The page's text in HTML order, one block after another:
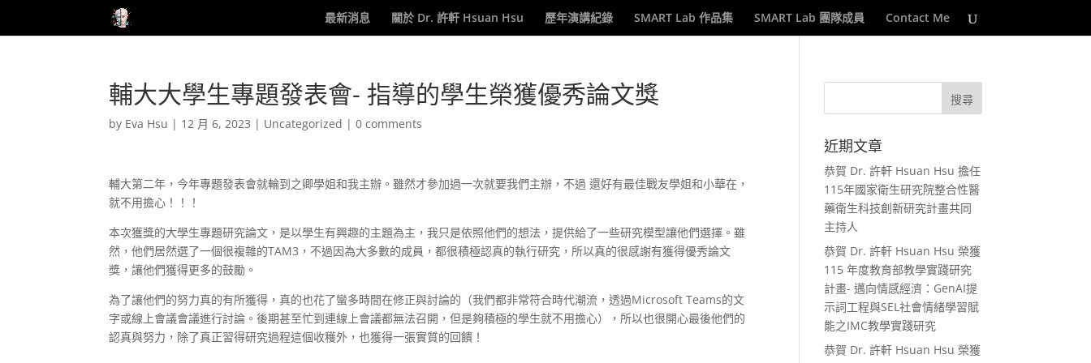
最新消息 關於 Dr. 許軒 Hsuan Hsu 歷年演講紀錄 SMART Lab 作品集 SMART Lab 團隊成員 Contact Me
輔大大學生專題發表會- 指導的學生榮獲優秀論文獎
by Eva Hsu | 12 月 6, 2023 | Uncategorized |0 comments
輔大第二年，今年專題發表會就輪到之卿學姐和我主辦。雖然才參加過一次就要我們主辦，不過 還好有最佳戰友學姐和小華在，
就不用擔心！！！
本次獲獎的大學生專題研究論文，是以學生有興趣的主題為主，我只是依照他們的想法，提供給了一些研究模型讓他們選擇。雖
然，他們居然選了一個很複雜的TAM3，不過因為大多數的成員，都很積極認真的執行研究，所以真的很感謝有獲得優秀論文
獎，讓他們獲得更多的鼓勵。
為了讓他們的努力真的有所獲得，真的也花了蠻多時間在修正與討論的（我們都非常符合時代潮流，透過Microsoft Teams的文
字或線上會議會議進行討論。後期甚至忙到連線上會議都無法召開，但是夠積極的學生就不用擔心），所以也很開心最後他們的
認真與努力，除了真正習得研究過程這個收穫外，也獲得一張實質的回饋！
近期文章
恭賀 Dr. 許軒 Hsuan Hsu 擔任
115年國家衛生研究院整合性醫
藥衛生科技創新研究計畫共同
主持人
恭賀 Dr. 許軒 Hsuan Hsu 榮獲
115 年度教育部教學實踐研究
計畫- 邁向情感經濟：GenAI提
示詞工程與SEL社會情緒學習賦
能之IMC教學實踐研究
恭賀 Dr. 許軒 Hsuan Hsu 榮獲